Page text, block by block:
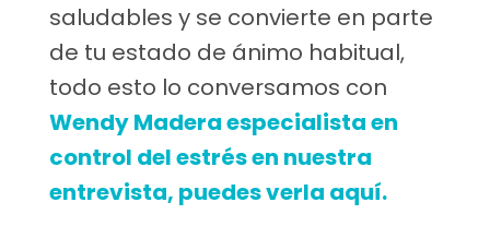
saludables y se convierte en parte
de tu estado de ánimo habitual,
todo esto lo conversamos con
Wendy Madera especialista en
control del estrés en nuestra
entrevista, puedes verla aquí.